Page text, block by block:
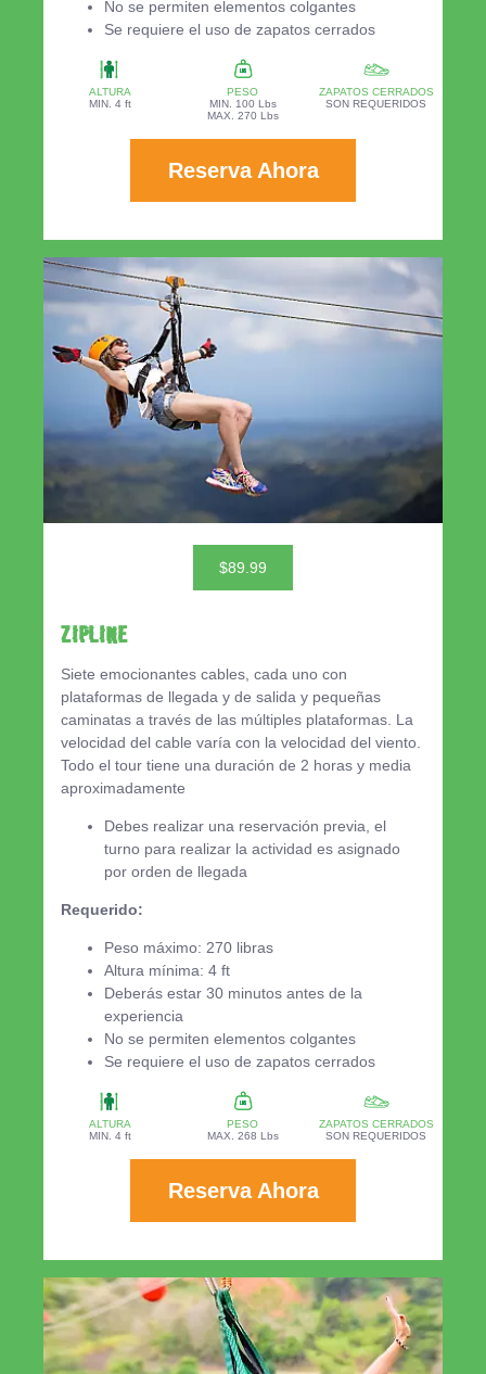
No se permiten elementos colgantes
Se requiere el uso de zapatos cerrados
ALTURA
MIN. 4 ft
PESO
MIN. 100 Lbs
MAX. 270 Lbs
ZAPATOS CERRADOS
SON REQUERIDOS
Reserva Ahora
$89.99
ZIPLINE
Siete emocionantes cables, cada uno con
plataformas de llegada y de salida y pequeñas
caminatas a través de las múltiples plataformas. La
velocidad del cable varía con la velocidad del viento.
Todo el tour tiene una duración de 2 horas y media
aproximadamente
Debes realizar una reservación previa, el
turno para realizar la actividad es asignado
por orden de llegada
Requerido:
Peso máximo: 270 libras
Altura mínima: 4 ft
Deberás estar 30 minutos antes de la
experiencia
No se permiten elementos colgantes
Se requiere el uso de zapatos cerrados
ALTURA
MIN. 4 ft
PESO
MAX. 268 Lbs
ZAPATOS CERRADOS
SON REQUERIDOS
Reserva Ahora